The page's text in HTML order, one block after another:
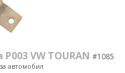
VW TOURAN #1085
автомобил